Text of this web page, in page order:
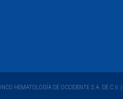
HEMATOLOGÍA DE OCCIDENTE S.A. DE C.V. |